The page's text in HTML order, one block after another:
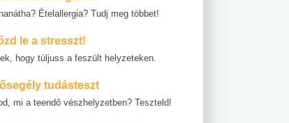
Ételallergia? Tudj meg többet!
le a stresszt!
hogy túljuss a feszült helyzeteken.
tudásteszt
mi a teendő vészhelyzetben? Teszteld!